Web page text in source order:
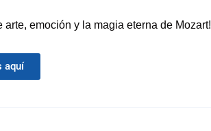
emoción y la magia eterna de Mozart!
aquí